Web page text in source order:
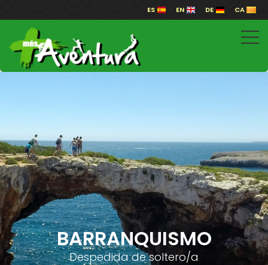
ES EN DE CA
BARRANQUISMO
Despedida de soltero/a